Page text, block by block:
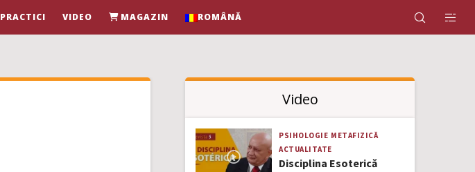
PRACTICI VIDEO MAGAZIN ROMÂNĂ
Video
PSIHOLOGIE METAFIZICĂ
ACTUALITATE
Disciplina Esoterică